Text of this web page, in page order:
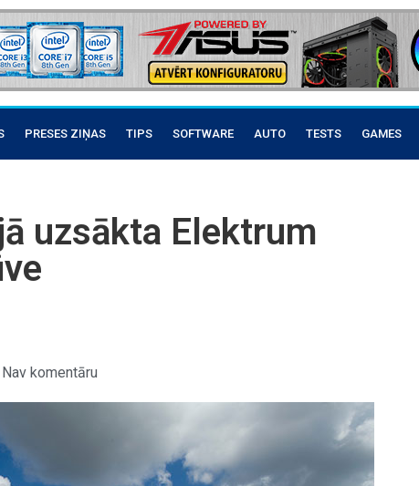
PRESES ZIŅAS TIPS SOFTWARE AUTO TESTS GAMES
uzsākta Elektrum
Nav komentāru